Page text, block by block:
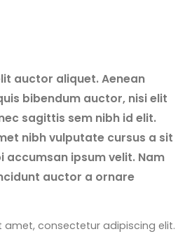
auctor aliquet. Aenean
bibendum auctor, nisi elit
sagittis sem nibh id elit.
nibh vulputate cursus a sit
accumsan ipsum velit. Nam
auctor a ornare
amet, consectetur adipiscing elit.